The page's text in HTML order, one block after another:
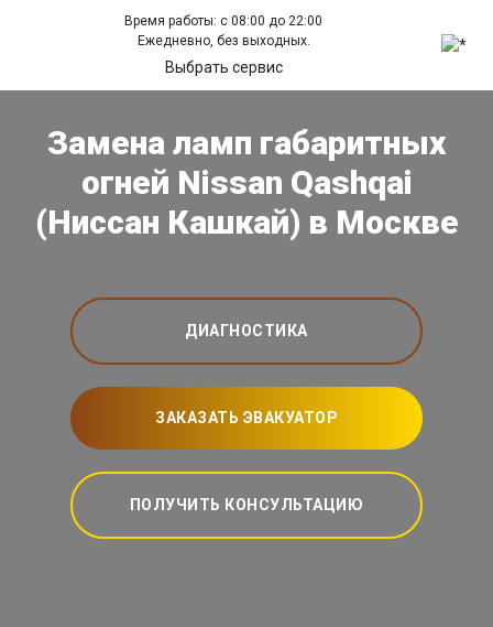
Время работы: с 08:00 до 22:00
Ежедневно, без выходных.
Выбрать сервис
Замена ламп габаритных
огней Nissan Qashqai
(Ниссан Кашкай) в Москве
ДИАГНОСТИКА
ЗАКАЗАТЬ ЭВАКУАТОР
ПОЛУЧИТЬ КОНСУЛЬТАЦИЮ